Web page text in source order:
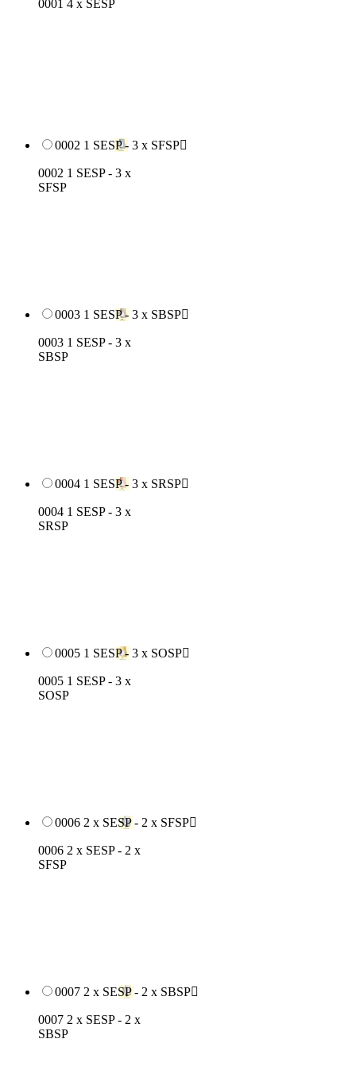
0001 4 x SESP
0002 1 SESP - 3 x SFSP
0002 1 SESP - 3 x
SFSP
0003 1 SESP - 3 x SBSP
0003 1 SESP - 3 x
SBSP
0004 1 SESP - 3 x SRSP
0004 1 SESP - 3 x
SRSP
0005 1 SESP - 3 x SOSP
0005 1 SESP - 3 x
SOSP
0006 2 x SESP - 2 x SFSP
0006 2 x SESP - 2 x
SFSP
0007 2 x SESP - 2 x SBSP
0007 2 x SESP - 2 x
SBSP